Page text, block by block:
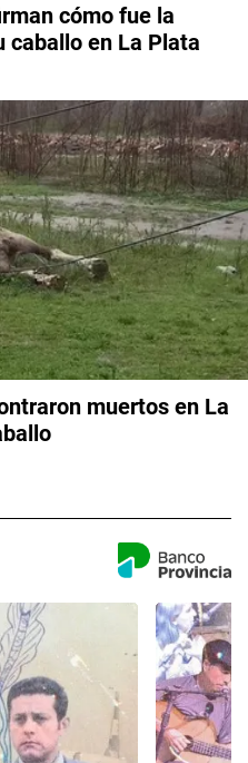
cómo fue la
caballo en La Plata
muertos en La